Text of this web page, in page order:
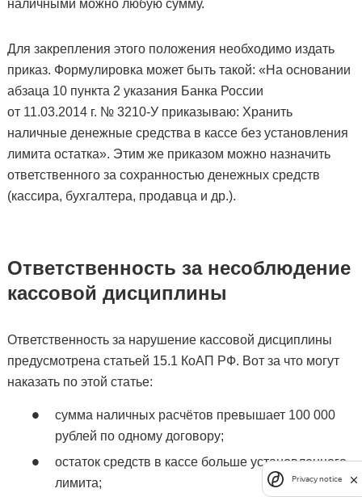
наличными можно любую сумму.
Для закрепления этого положения необходимо издать
приказ. Формулировка может быть такой: «На основании
абзаца 10 пункта 2 указания Банка России
от 11.03.2014 г. № 3210-У приказываю: Хранить
наличные денежные средства в кассе без установления
лимита остатка». Этим же приказом можно назначить
ответственного за сохранностью денежных средств
(кассира, бухгалтера, продавца и др.).
Ответственность за несоблюдение
кассовой дисциплины
Ответственность за нарушение кассовой дисциплины
предусмотрена статьей 15.1 КоАП РФ. Вот за что могут
наказать по этой статье:
сумма наличных расчётов превышает 100 000
рублей по одному договору;
остаток средств в кассе больше установленного
лимита;
Privacy notice